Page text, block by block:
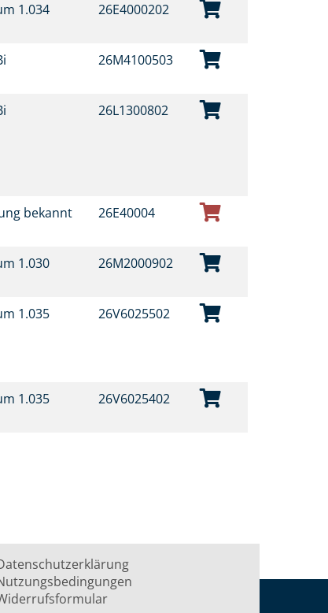
1.034 26E4000202
26M4100503
26L1300802
bekannt
26E40004
1.030 26M2000902
1.035 26V6025502
1.035 26V6025402